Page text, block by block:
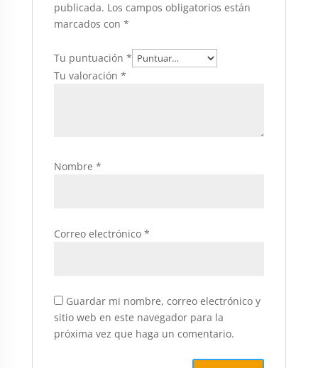
publicada. Los campos obligatorios están
marcados con *
Tu puntuación *
Tu valoración *
Nombre *
Correo electrónico *
Guardar mi nombre, correo electrónico y
sitio web en este navegador para la
próxima vez que haga un comentario.